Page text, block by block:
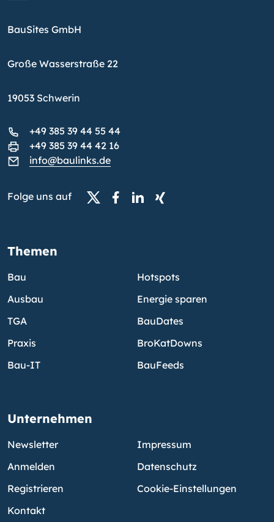
BauSites GmbH
Große Wasserstraße 22
19053 Schwerin
+49 385 39 44 55 44
+49 385 39 44 42 16
info@baulinks.de
Folge uns auf
Themen
Bau
Ausbau
TGA
Praxis
Bau-IT
Hotspots
Energie sparen
BauDates
BroKatDowns
BauFeeds
Unternehmen
Newsletter
Anmelden
Registrieren
Kontakt
Impressum
Datenschutz
Cookie-Einstellungen